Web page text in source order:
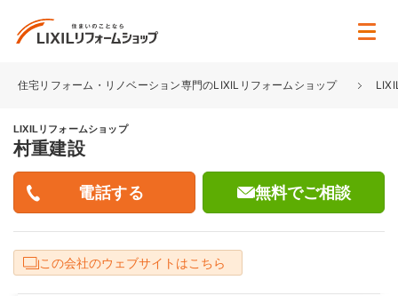
住宅リフォーム・リノベーション専門のLIXILリフォームショップ
LIXILリフォームショップ
村重建設
無料でご相談
この会社のウェブサイトはこちら